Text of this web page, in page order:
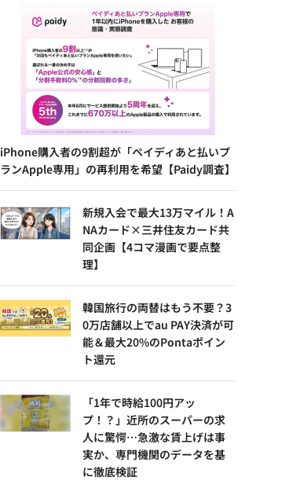
iPhone購入者の9割超が「ペイディあと払いプ
ランApple専用」の再利用を希望【Paidy調査】
新規入会で最大13万マイル！A
NAカード×三井住友カード共
同企画【4コマ漫画で要点整
理】
韓国旅行の両替はもう不要？3
0万店舗以上でau PAY決済が可
能＆最大20%のPontaポイン
ト還元
「1年で時給100円アッ
プ！？」近所のスーパーの求
人に驚愕…急激な賃上げは事
実か、専門機関のデータを基
に徹底検証